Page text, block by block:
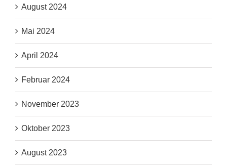
August 2024
Mai 2024
April 2024
Februar 2024
November 2023
Oktober 2023
August 2023